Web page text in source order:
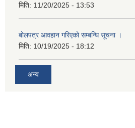
मिति: 11/20/2025 - 13:53
बोलपत्र आवहान गरिएको सम्बन्धि सूचना ।
मिति: 10/19/2025 - 18:12
अन्य